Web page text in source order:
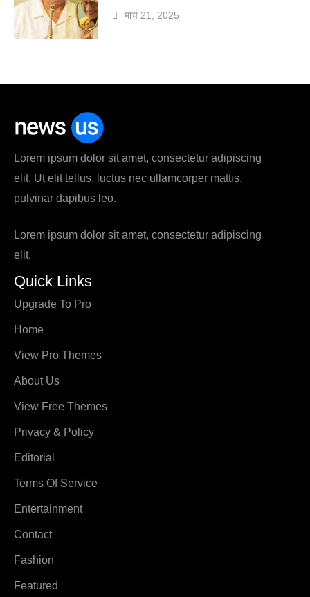
मार्च 21, 2025
Lorem ipsum dolor sit amet, consectetur adipiscing
elit. Ut elit tellus, luctus nec ullamcorper mattis,
pulvinar dapibus leo.
Lorem ipsum dolor sit amet, consectetur adipiscing
elit.
Quick Links
Upgrade To Pro
Home
View Pro Themes
About Us
View Free Themes
Privacy & Policy
Editorial
Terms Of Service
Entertainment
Contact
Fashion
Featured